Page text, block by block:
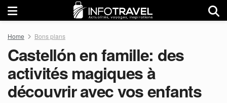
Home Bons plans
Castellón en famille: des
activités magiques à
découvrir avec vos enfants